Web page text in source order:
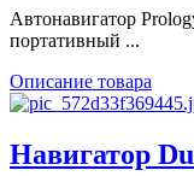
Автонавигатор
портативный ...
Описание товара
Навигатор